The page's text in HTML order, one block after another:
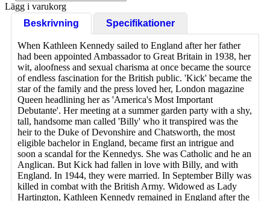
Lägg i varukorg
Beskrivning
Specifikationer
When Kathleen Kennedy sailed to England after her father
had been appointed Ambassador to Great Britain in 1938, her
wit, aloofness and sexual charisma at once became the source
of endless fascination for the British public. 'Kick' became the
star of the family and the press loved her, London magazine
Queen headlining her as 'America's Most Important
Debutante'. Her meeting at a summer garden party with a shy,
tall, handsome man called 'Billy' who it transpired was the
heir to the Duke of Devonshire and Chatsworth, the most
eligible bachelor in England, became first an intrigue and
soon a scandal for the Kennedys. She was Catholic and he an
Anglican. But Kick had fallen in love with Billy, and with
England. In 1944, they were married. In September Billy was
killed in combat with the British Army. Widowed as Lady
Hartington, Kathleen Kennedy remained in England after the